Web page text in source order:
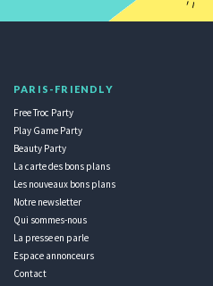
PARIS-FRIENDLY
Free Troc Party
Play Game Party
Beauty Party
La carte des bons plans
Les nouveaux bons plans
Notre newsletter
Qui sommes-nous
La presse en parle
Espace annonceurs
Contact